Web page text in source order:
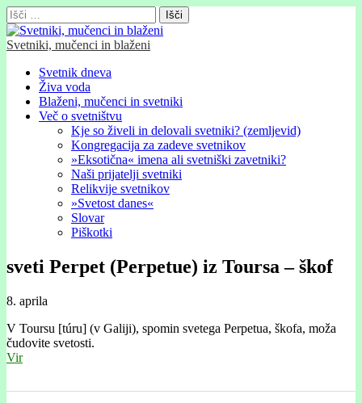
Išči:
Svetniki, mučenci in blaženi
Glavni
meni
Skip
content
Svetnik dneva
Živa voda
Blaženi, mučenci in svetniki
Več o svetništvu
Kje so živeli in delovali svetniki? (zemljevid)
Kongregacija za zadeve svetnikov
»Eksotična« imena ali svetniški zavetniki?
Naši prijatelji svetniki
Relikvije svetnikov
»Svetost danes«
Slovar
Piškotki
sveti Perpet (Perpetue) iz Toursa – škof
8. aprila
V Toursu [túru] (v Galiji), spomin svetega Perpetua, škofa, moža
čudovite svetosti.
Vir